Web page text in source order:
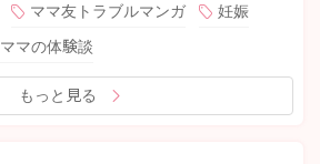
ママ友トラブルマンガ
妊娠
ママの体験談
もっと見る